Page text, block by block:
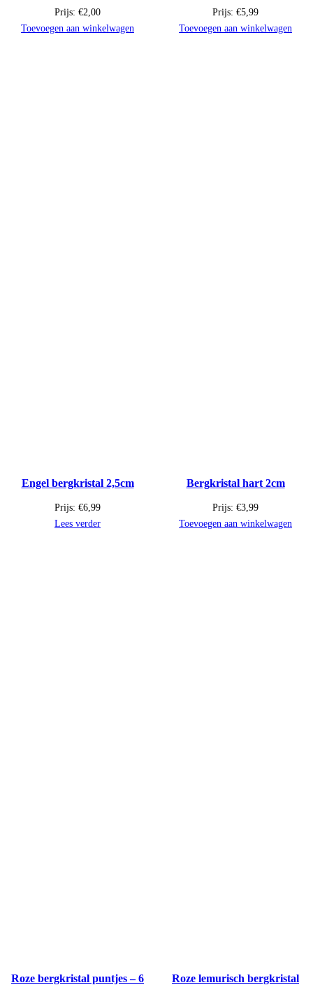
Prijs: €2,00
Toevoegen aan winkelwagen
Prijs: €5,99
Toevoegen aan winkelwagen
Engel bergkristal 2,5cm
Prijs: €6,99
Lees verder
Bergkristal hart 2cm
Prijs: €3,99
Toevoegen aan winkelwagen
Roze bergkristal puntjes – 6
Roze lemurisch bergkristal